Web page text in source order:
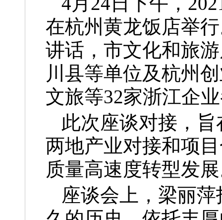
在杭州黄龙饭店举
讲话，市文化和旅
川县等单位及杭州
文旅等32家浙江企
此次座谈对接，
两地产业对接和项
质量高速度转型发
座谈会上，梁丽